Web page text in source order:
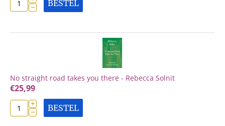
− BESTEL
No straight road takes you there - Rebecca Solnit
€25,99
+
− BESTEL